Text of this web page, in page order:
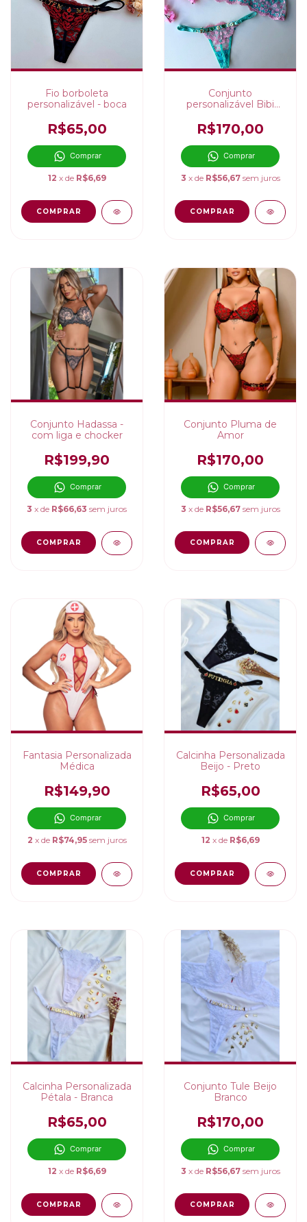
Fio borboleta
personalizável - boca
R$65,00
Comprar
12 x de R$6,69
Conjunto
personalizável Bibi
R$170,00
Comprar
3 x de R$56,67 sem juros
COMPRAR
Conjunto Hadassa -
com liga e chocker
R$199,90
Comprar
3 x de R$66,63 sem juros
COMPRAR
Conjunto Pluma de
Amor
R$170,00
Comprar
3 x de R$56,67 sem juros
COMPRAR
Fantasia Personalizada
Médica
R$149,90
Comprar
2 x de R$74,95 sem juros
Calcinha Personalizada
Beijo - Preto
R$65,00
Comprar
12 x de R$6,69
Calcinha Personalizada
Pétala - Branca
R$65,00
Comprar
12 x de R$6,69
Conjunto Tule Beijo
Branco
R$170,00
Comprar
3 x de R$56,67 sem juros
COMPRAR